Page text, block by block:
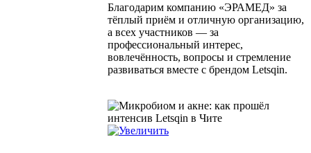
Благодарим компанию «ЭРАМЕД» за
тёплый приём и отличную организацию,
а всех участников — за
профессиональный интерес,
вовлечённость, вопросы и стремление
развиваться вместе с брендом Letsqin.